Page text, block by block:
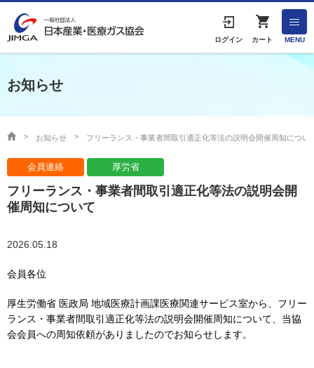
ログイン カート MENU
English
HOME
事業者の方へ
出版物・物品の販売
協会連絡先
協会案内
お知らせ
お知らせ フリーランス・事業者間取引適正化等法の説明会開催周知につい
会員連絡 厚労省
フリーランス・事業者間取引適正化等法の説明会開
催周知について
2026.05.18
会員各位
厚生労働省 医政局 地域医療計画課医療関連サービス室から、フリー
ランス・事業者間取引適正化等法の説明会開催周知について、当協
会会員への周知依頼がありましたのでお知らせします。